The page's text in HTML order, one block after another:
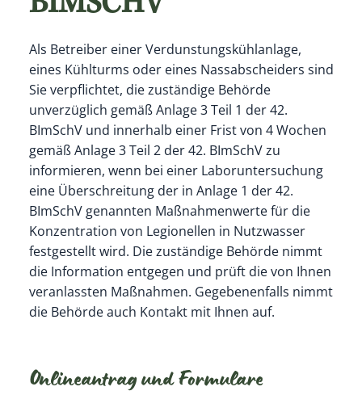
Als Betreiber einer Verdunstungskühlanlage,
eines Kühlturms oder eines Nassabscheiders sind
Sie verpflichtet, die zuständige Behörde
unverzüglich gemäß Anlage 3 Teil 1 der 42.
BImSchV und innerhalb einer Frist von 4 Wochen
gemäß Anlage 3 Teil 2 der 42. BImSchV zu
informieren, wenn bei einer Laboruntersuchung
eine Überschreitung der in Anlage 1 der 42.
BImSchV genannten Maßnahmenwerte für die
Konzentration von Legionellen in Nutzwasser
festgestellt wird. Die zuständige Behörde nimmt
die Information entgegen und prüft die von Ihnen
veranlassten Maßnahmen. Gegebenenfalls nimmt
die Behörde auch Kontakt mit Ihnen auf.
Onlineantrag und Formulare